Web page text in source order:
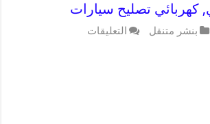
كهربائي تصليح سيارات
بنشر متنقل التعليقات